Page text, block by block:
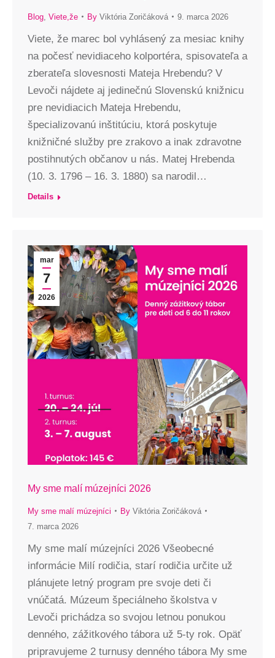
Blog Viete,že By Viktória Zoričáková 9. marca 2026
Viete, že marec bol vyhlásený za mesiac knihy
na počesť nevidiaceho kolportéra, spisovateľa a
zberateľa slovesnosti Mateja Hrebendu? V
Levoči nájdete aj jedinečnú Slovenskú knižnicu
pre nevidiacich Mateja Hrebendu,
špecializovanú inštitúciu, ktorá poskytuje
knižničné služby pre zrakovo a inak zdravotne
postihnutých občanov u nás. Matej Hrebenda
(10. 3. 1796 – 16. 3. 1880) sa narodil…
Details
mar
7
2026
My sme malí múzejníci 2026
My sme malí múzejníci By Viktória Zoričáková
7. marca 2026
My sme malí múzejníci 2026 Všeobecné
informácie Milí rodičia, starí rodičia určite už
plánujete letný program pre svoje deti či
vnúčatá. Múzeum špeciálneho školstva v
Levoči prichádza so svojou letnou ponukou
denného, zážitkového tábora už 5-ty rok. Opäť
pripravujeme 2 turnusy denného tábora My sme